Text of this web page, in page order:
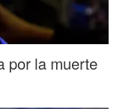
por la muerte